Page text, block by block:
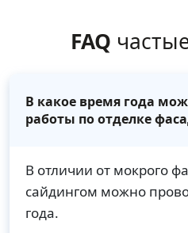
FAQ
В какое время года
работы по отделке
В отличии от мокрого
сайдингом можно
года.